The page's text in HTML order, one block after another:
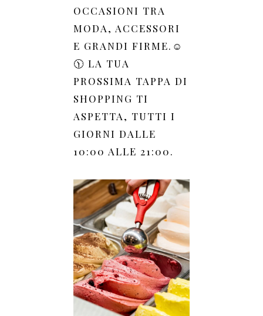
OCCASIONI TRA
MODA, ACCESSORI
E GRANDI FIRME.☺️
🕦 LA TUA
PROSSIMA TAPPA DI
SHOPPING TI
ASPETTA, TUTTI I
GIORNI DALLE
10:00 ALLE 21:00.